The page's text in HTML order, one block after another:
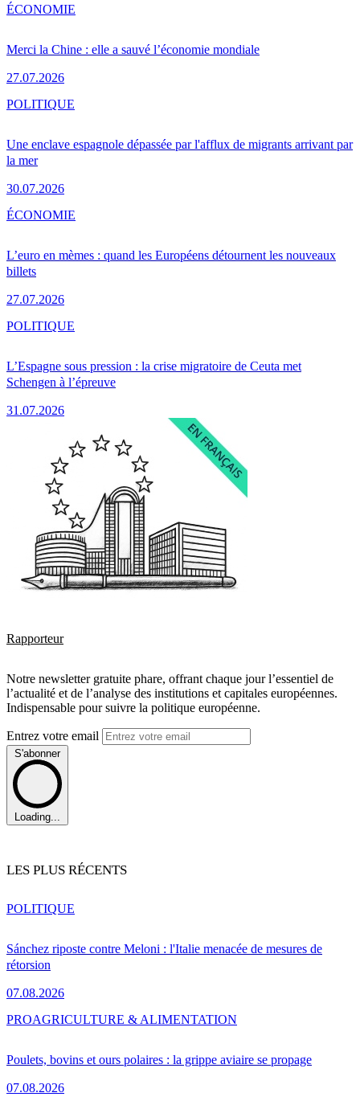
Merci la Chine : elle a sauvé l’économie mondiale
27.07.2026
ÉCONOMIE
Une enclave espagnole dépassée par l'afflux de migrants arrivant par
la mer
30.07.2026
POLITIQUE
L’euro en mèmes : quand les Européens détournent les nouveaux
billets
27.07.2026
ÉCONOMIE
L’Espagne sous pression : la crise migratoire de Ceuta met
Schengen à l’épreuve
31.07.2026
POLITIQUE
Rapporteur
Notre newsletter gratuite phare, offrant chaque jour l’essentiel de
l’actualité et de l’analyse des institutions et capitales européennes.
Indispensable pour suivre la politique européenne.
Entrez votre email
S'abonner
Loading...
LES PLUS RÉCENTS
Sánchez riposte contre Meloni : l'Italie menacée de mesures de
rétorsion
07.08.2026
POLITIQUE
Poulets, bovins et ours polaires : la grippe aviaire se propage
07.08.2026
PROAGRICULTURE & ALIMENTATION